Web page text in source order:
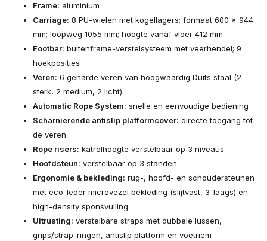
Frame: aluminium
Carriage: 8 PU-wielen met kogellagers; formaat 600 × 944
mm; loopweg 1055 mm; hoogte vanaf vloer 412 mm
Footbar: buitenframe-verstelsysteem met veerhendel; 9
hoekposities
Veren: 6 geharde veren van hoogwaardig Duits staal (2
sterk, 2 medium, 2 licht)
Automatic Rope System: snelle en eenvoudige bediening
Scharnierende antislip platformcover: directe toegang tot
de veren
Rope risers: katrolhoogte verstelbaar op 3 niveaus
Hoofdsteun: verstelbaar op 3 standen
Ergonomie & bekleding: rug-, hoofd- en schoudersteunen
met eco-leder microvezel bekleding (slijtvast, 3-laags) en
high-density sponsvulling
Uitrusting: verstelbare straps met dubbele lussen,
grips/strap-ringen, antislip platform en voetriem